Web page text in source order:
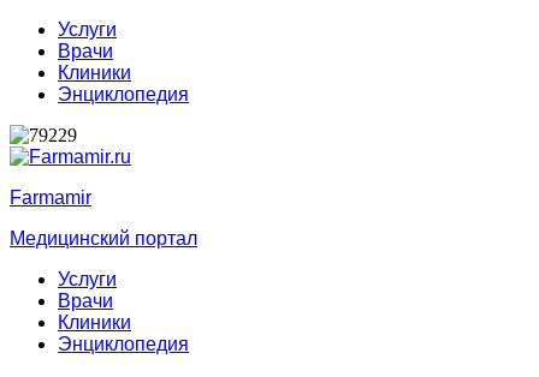
Услуги
Врачи
Клиники
Энциклопедия
Farmamir
Медицинский портал
Услуги
Врачи
Клиники
Энциклопедия